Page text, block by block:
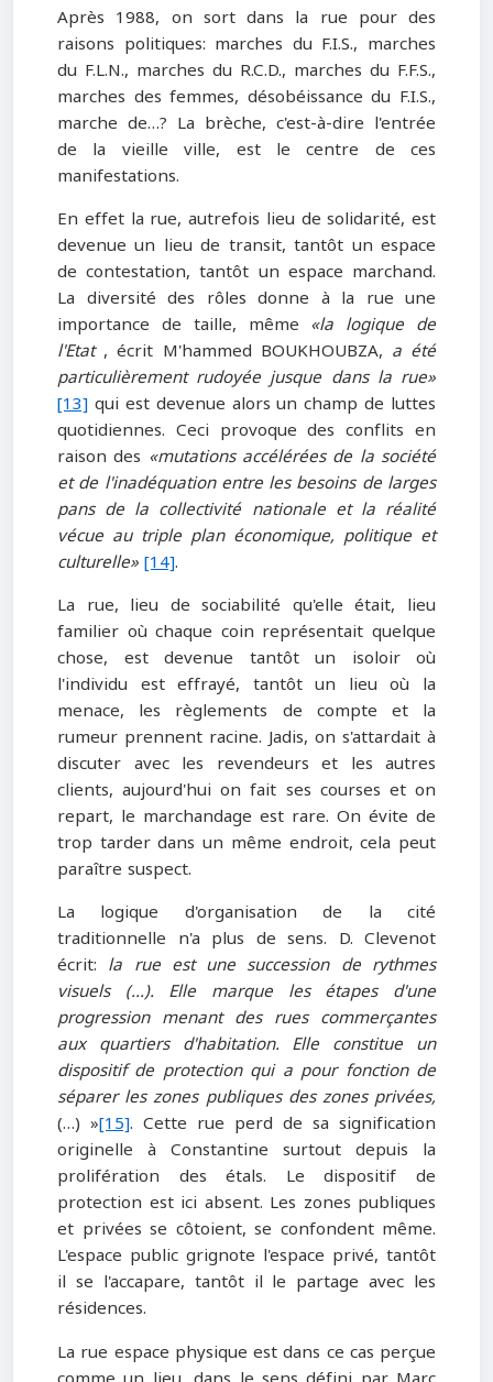
Après 1988, on sort dans la rue pour des
raisons politiques: marches du F.I.S., marches
du F.L.N., marches du R.C.D., marches du F.F.S.,
marches des femmes, désobéissance du F.I.S.,
marche de…? La brèche, c'est-à-dire l'entrée
de la vieille ville, est le centre de ces
manifestations.
En effet la rue, autrefois lieu de solidarité, est
devenue un lieu de transit, tantôt un espace
de contestation, tantôt un espace marchand.
La diversité des rôles donne à la rue une
importance de taille, même «la logique de
l'Etat, écrit M'hammed BOUKHOUBZA, a été
particulièrement rudoyée jusque dans la rue»
[13] qui est devenue alors un champ de luttes
quotidiennes. Ceci provoque des conflits en
raison des «mutations accélérées de la société
et de l'inadéquation entre les besoins de larges
pans de la collectivité nationale et la réalité
vécue au triple plan économique, politique et
culturelle»[14].
La rue, lieu de sociabilité qu'elle était, lieu
familier où chaque coin représentait quelque
chose, est devenue tantôt un isoloir où
l'individu est effrayé, tantôt un lieu où la
menace, les règlements de compte et la
rumeur prennent racine. Jadis, on s'attardait à
discuter avec les revendeurs et les autres
clients, aujourd'hui on fait ses courses et on
repart, le marchandage est rare. On évite de
trop tarder dans un même endroit, cela peut
paraître suspect.
La logique d'organisation de la cité
traditionnelle n'a plus de sens. D. Clevenot
écrit: la rue est une succession de rythmes
visuels (…). Elle marque les étapes d'une
progression menant des rues commerçantes
aux quartiers d'habitation. Elle constitue un
dispositif de protection qui a pour fonction de
séparer les zones publiques des zones privées,
(…) »[15]. Cette rue perd de sa signification
originelle à Constantine surtout depuis la
prolifération des étals. Le dispositif de
protection est ici absent. Les zones publiques
et privées se côtoient, se confondent même.
L'espace public grignote l'espace privé, tantôt
il se l'accapare, tantôt il le partage avec les
résidences.
La rue espace physique est dans ce cas perçue